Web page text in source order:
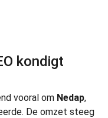
kondigt
vooral om Nedap,
De omzet steeg